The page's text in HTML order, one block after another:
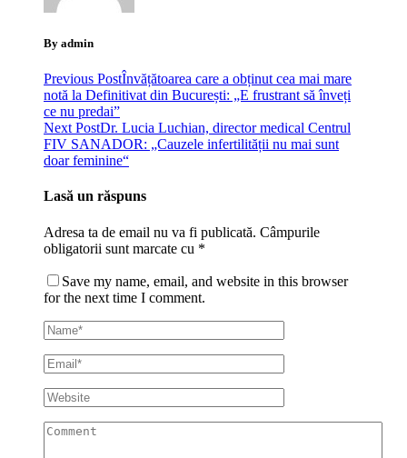
By admin
Previous PostÎnvățătoarea care a obținut cea mai mare
notă la Definitivat din București: „E frustrant să înveți
ce nu predai”
Next PostDr. Lucia Luchian, director medical Centrul
FIV SANADOR: „Cauzele infertilității nu mai sunt
doar feminine“
Lasă un răspuns
Adresa ta de email nu va fi publicată. Câmpurile
obligatorii sunt marcate cu *
Save my name, email, and website in this browser
for the next time I comment.